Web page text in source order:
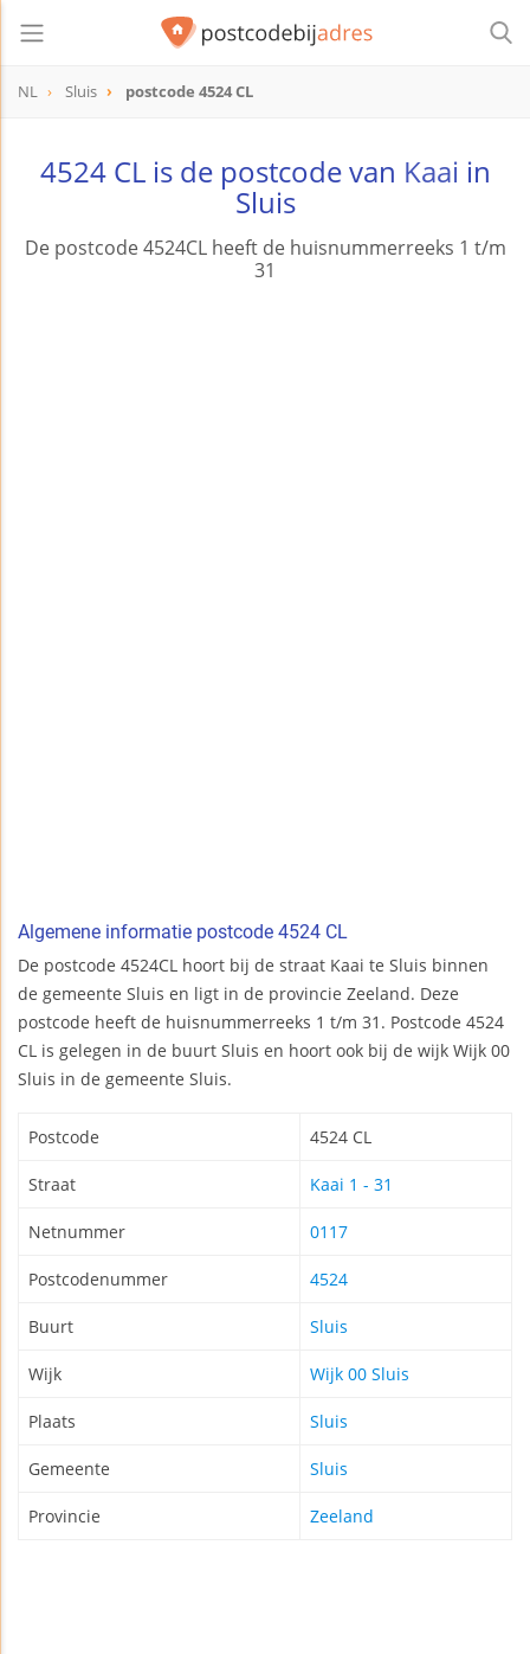
NL Sluis postcode 4524 CL
4524 CL is de postcode van Kaai in
Sluis
De postcode 4524CL heeft de huisnummerreeks 1 t/m
31
Algemene informatie postcode 4524 CL
De postcode 4524CL hoort bij de straat Kaai te Sluis binnen
de gemeente Sluis en ligt in de provincie Zeeland. Deze
postcode heeft de huisnummerreeks 1 t/m 31. Postcode 4524
CL is gelegen in de buurt Sluis en hoort ook bij de wijk Wijk 00
Sluis in de gemeente Sluis.
Postcode 4524 CL
Straat Kaai 1 - 31
Netnummer 0117
Postcodenummer 4524
Buurt Sluis
Wijk Wijk 00 Sluis
Plaats Sluis
Gemeente Sluis
Provincie Zeeland